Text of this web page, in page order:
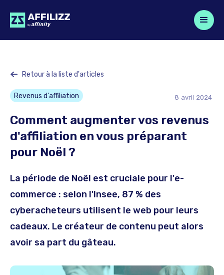
Retour à la liste d'articles
Revenus d'affiliation 8 avril 2024
Comment augmenter vos revenus
d'affiliation en vous préparant
pour Noël ?
La période de Noël est cruciale pour l'e-
commerce : selon l'Insee, 87 % des
cyberacheteurs utilisent le web pour leurs
cadeaux. Le créateur de contenu peut alors
avoir sa part du gâteau.